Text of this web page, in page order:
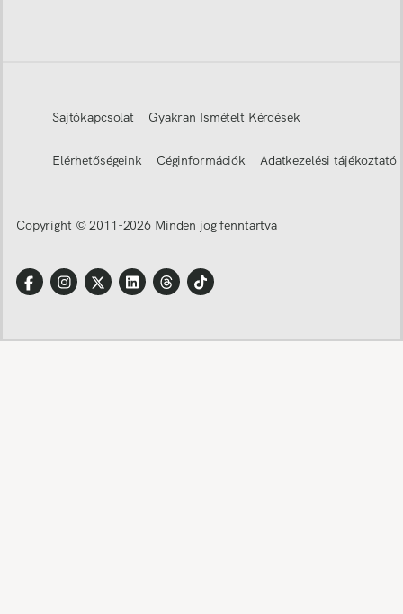
Sajtókapcsolat Gyakran Ismételt Kérdések
Elérhetőségeink Céginformációk Adatkezelési tájékoztató
Copyright © 2011-2026 Minden jog fenntartva